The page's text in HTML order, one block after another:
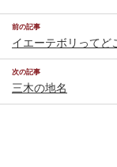
前の記事
イエーテボリってど
次の記事
三木の地名